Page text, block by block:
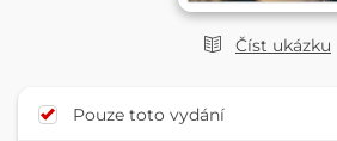
Číst ukázku
Pouze toto vydání